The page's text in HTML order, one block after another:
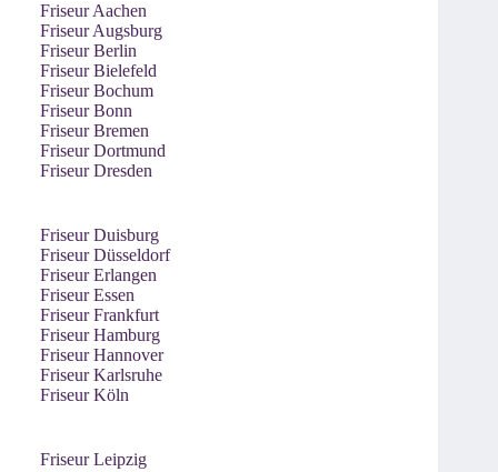
Friseur Aachen
Friseur Augsburg
Friseur Berlin
Friseur Bielefeld
Friseur Bochum
Friseur Bonn
Friseur Bremen
Friseur Dortmund
Friseur Dresden
Friseur Duisburg
Friseur Düsseldorf
Friseur Erlangen
Friseur Essen
Friseur Frankfurt
Friseur Hamburg
Friseur Hannover
Friseur Karlsruhe
Friseur Köln
Friseur Leipzig